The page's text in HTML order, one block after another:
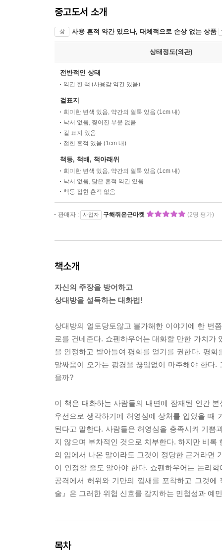
중고도서 소개
상 사용 흔적 약간 있으나, 대체적으로 손상 없는 상품
상태정도(외관)
전반적인 상태
약간 헌 책 (사용감 약간 있음)
겉표지
희미한 변색 있음, 약간의 얼룩 있음 (1cm 내)
낙서 없음, 찢어진 부분 없음
겉 표지 있음
접힌 흔적 있음 (1cm 내)
책등, 책배, 책아래위
희미한 변색 있음, 약간의 얼룩 있음 (1cm 내)
낙서 없음, 닳은 흔적 약간 있음
책등 접힌 흔적 없음
판매자 : 사업자 구해줘은근마켓 (2명 평가)
책소개
자신의 주장을 방어하고
상대방을 설득하는 대화법!
상대방의 얼토당토않고 불가해한 이야기에 한 번
로를 건네준다. 쇼펜하우어는 대화할 만한 가치가
을 인정하고 받아들여 평화를 얻기를 권한다. 평
말싸움이 오가는 광경을 끊임없이 마주해야 한다.
을까?
이 책은 대화하는 사람들의 내면에 잠재된 인간
우선으로 생각하기에 허영심에 상처를 입었을 때
된다고 말한다. 사람들은 허영심을 충족시켜 기쁨
지 않으며 부차적인 것으로 치부한다. 하지만 비
의 입에서 나온 말이라도 그것이 정당한 근거라면
이 인정할 줄도 알아야 한다. 쇼펜하우어는 논리
공격에서 허위와 기만의 낌새를 포착하고 그것
술』은 그러한 위험 신호를 감지하는 민첩성과 예
목차